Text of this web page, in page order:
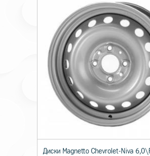
Диски Magnetto Chevrolet-Niva